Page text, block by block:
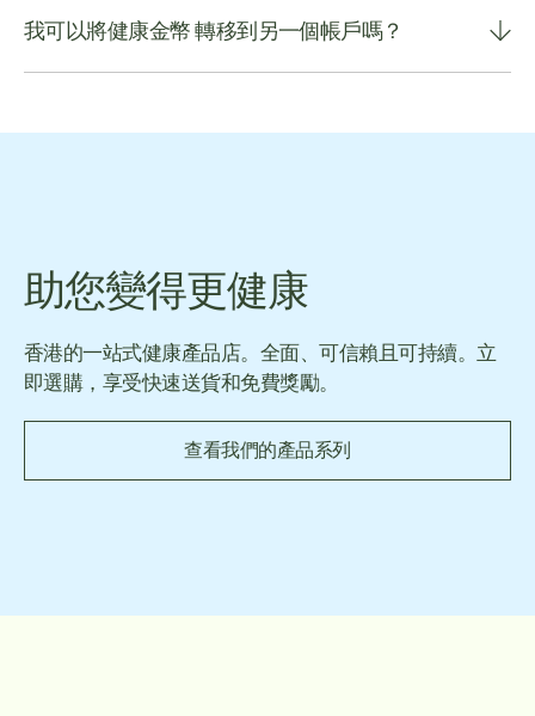
我可以將健康金幣 轉移到另一個帳戶嗎？
助您變得更健康
香港的一站式健康產品店。全面、可信賴且可持續。立
即選購，享受快速送貨和免費獎勵。
查看我們的產品系列